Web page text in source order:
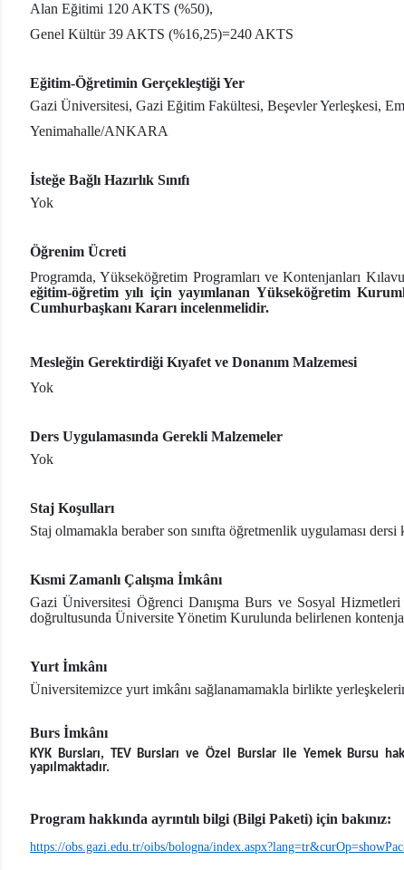
Alan Eğitimi 120 AKTS (%50),
Genel Kültür 39 AKTS (%16,25)=240 AKTS
Eğitim-Öğretimin Gerçekleştiği Yer
Gazi Üniversitesi, Gazi Eğitim Fakültesi, Beşevler Yerleşkesi,
Yenimahalle/ANKARA
İsteğe Bağlı Hazırlık Sınıfı
Yok
Öğrenim Ücreti
Programda, Yükseköğretim Programları ve Kontenjanları
eğitim-öğretim yılı için yayımlanan Yükseköğretim
Cumhurbaşkanı Kararı incelenmelidir.
Mesleğin Gerektirdiği Kıyafet ve Donanım Malzemesi
Yok
Ders Uygulamasında Gerekli Malzemeler
Yok
Staj Koşulları
Staj olmamakla beraber son sınıfta öğretmenlik uygulaması
Kısmi Zamanlı Çalışma İmkânı
Gazi Üniversitesi Öğrenci Danışma Burs ve Sosyal
doğrultusunda Üniversite Yönetim Kurulunda belirlenen
Yurt İmkânı
Üniversitemizce yurt imkânı sağlanamamakla birlikte
Burs İmkânı
KYK Bursları, TEV Bursları ve Özel Burslar ile Yemek Bursu
yapılmaktadır.
Program hakkında ayrıntılı bilgi (Bilgi Paketi) için bakınız:
https://obs.gazi.edu.tr/oibs/bologna/